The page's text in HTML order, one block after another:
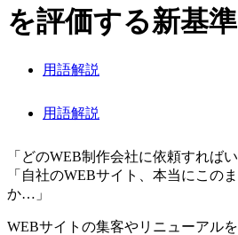
を評価する新基準
用語解説
用語解説
「どのWEB制作会社に依頼すれば
「自社のWEBサイト、本当にこの
か…」
WEBサイトの集客やリニューアル